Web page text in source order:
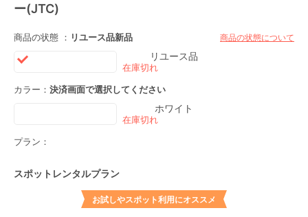
ー(JTC)
商品の状態 ： リユース品新品 商品の状態について
リユース品
カラー： 決済画面で選択してください
ホワイト
プラン：
スポットレンタルプラン
お試しやスポット利用にオススメ